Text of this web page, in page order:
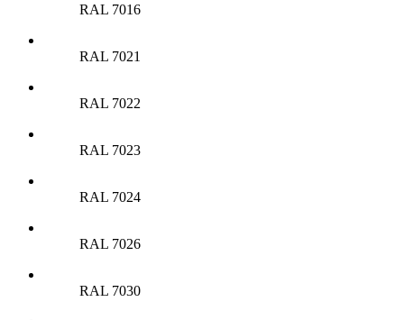
RAL 7016
RAL 7021
RAL 7022
RAL 7023
RAL 7024
RAL 7026
RAL 7030